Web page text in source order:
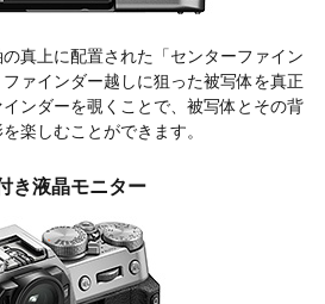
真上に配置された「センターファイン
ァインダー越しに狙った被写体を真正
ンダーを覗くことで、被写体とその背
楽しむことができます。
き液晶モニター